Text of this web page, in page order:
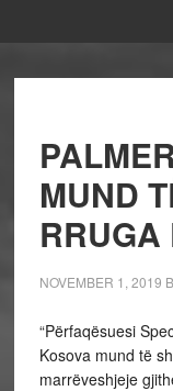
MUND
RRUGA
NOVEMBER 1, 2019
“Përfaqësuesi
Kosova mund të
marrëveshjeje